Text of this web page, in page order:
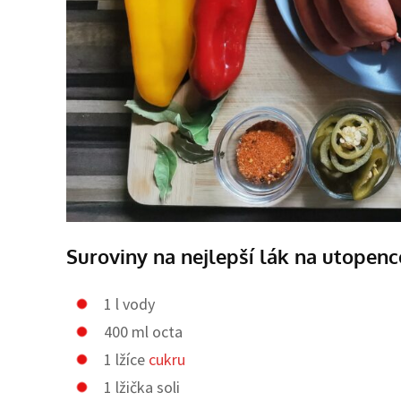
Suroviny na nejlepší lák na
1 l vody
400 ml octa
1 lžíce cukru
1 lžička soli